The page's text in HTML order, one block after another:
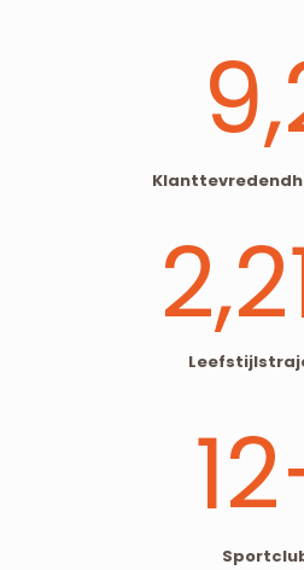
9
12